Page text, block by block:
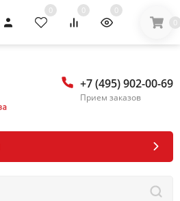
0 0
0
0
+7 (495) 902-00-69
Прием заказов